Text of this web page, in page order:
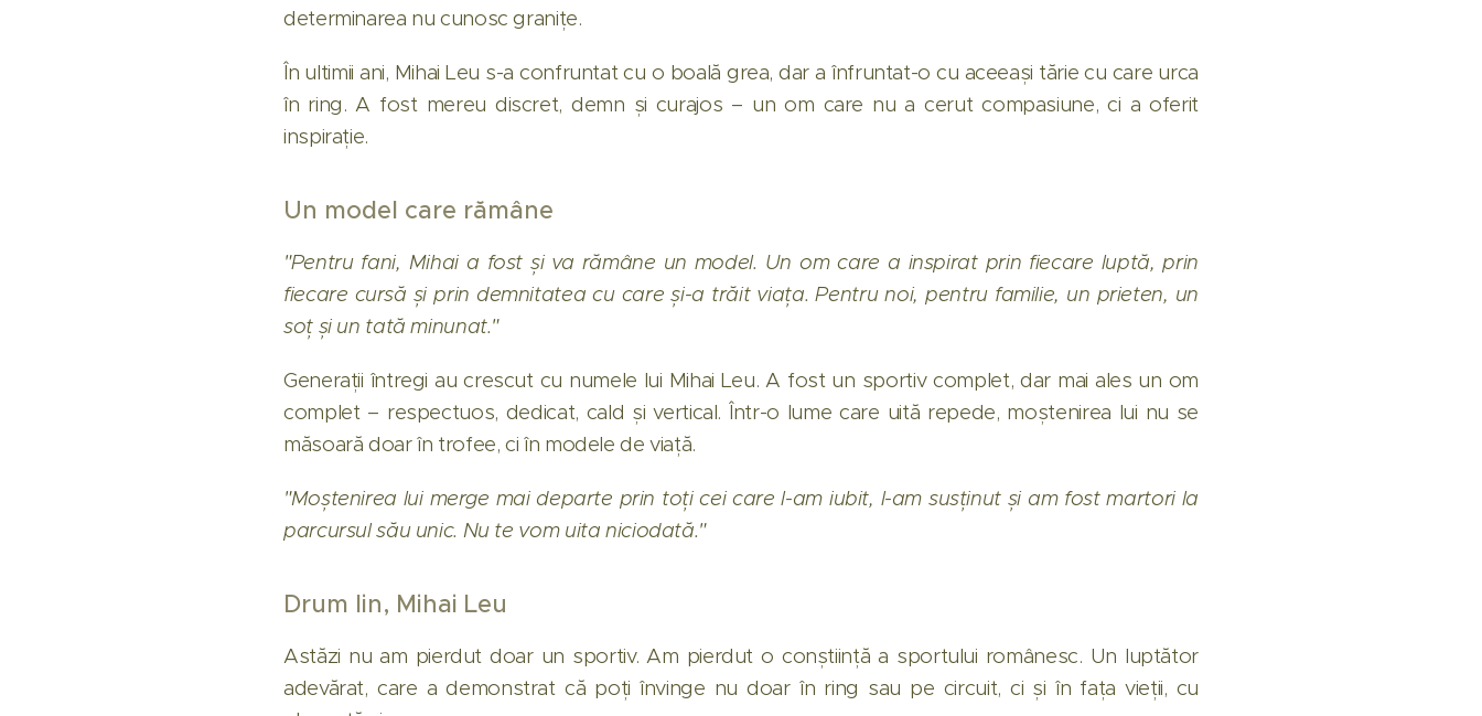
determinarea nu cunosc granițe.
În ultimii ani, Mihai Leu s-a confruntat cu o boală grea, dar a înfruntat-o cu aceeași tărie cu care urca
în ring. A fost mereu discret, demn și curajos – un om care nu a cerut compasiune, ci a oferit
inspirație.
Un model care rămâne
"Pentru fani, Mihai a fost și va rămâne un model. Un om care a inspirat prin fiecare luptă, prin
fiecare cursă și prin demnitatea cu care și-a trăit viața. Pentru noi, pentru familie, un prieten, un
soț și un tată minunat."
Generații întregi au crescut cu numele lui Mihai Leu. A fost un sportiv complet, dar mai ales un om
complet – respectuos, dedicat, cald și vertical. Într-o lume care uită repede, moștenirea lui nu se
măsoară doar în trofee, ci în modele de viață.
"Moștenirea lui merge mai departe prin toți cei care l-am iubit, l-am susținut și am fost martori la
parcursul său unic. Nu te vom uita niciodată."
Drum lin, Mihai Leu
Astăzi nu am pierdut doar un sportiv. Am pierdut o conștiință a sportului românesc. Un luptător
adevărat, care a demonstrat că poți învinge nu doar în ring sau pe circuit, ci și în fața vieții, cu